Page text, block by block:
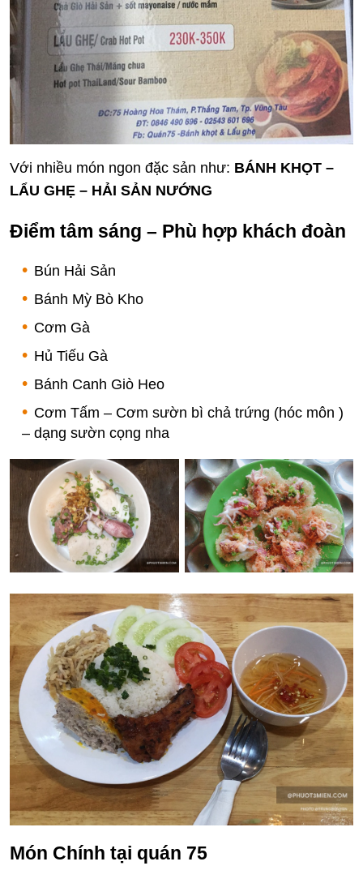
Với nhiều món ngon đặc sản như: BÁNH KHỌT –
LẨU GHẸ – HẢI SẢN NƯỚNG
Điểm tâm sáng – Phù hợp khách đoàn
Bún Hải Sản
Bánh Mỳ Bò Kho
Cơm Gà
Hủ Tiếu Gà
Bánh Canh Giò Heo
Cơm Tấm – Cơm sườn bì chả trứng (hóc môn )
– dạng sườn cọng nha
Món Chính tại quán 75